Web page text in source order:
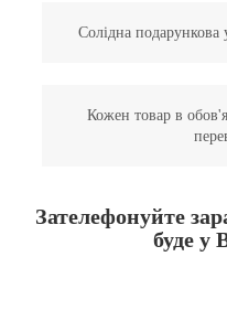
Солідна подарункова
Кожен товар в
Зателефонуйте
буде у